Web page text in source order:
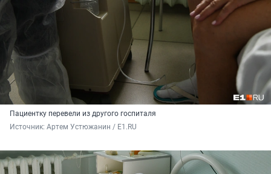
Пациентку перевели из другого госпиталя
Источник: Артем Устюжанин / E1.RU